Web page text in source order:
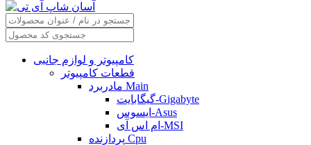
کامپیوتر و لوازم جانبی
قطعات کامپیوتر
مادربرد Main
گیگابایت-Gigabyte
ایسوس-Asus
ام اس آی-MSI
پردازنده Cpu